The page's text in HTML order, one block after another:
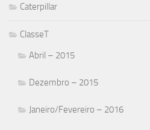
Caterpillar
ClasseT
Abril – 2015
Dezembro – 2015
Janeiro/Fevereiro – 2016